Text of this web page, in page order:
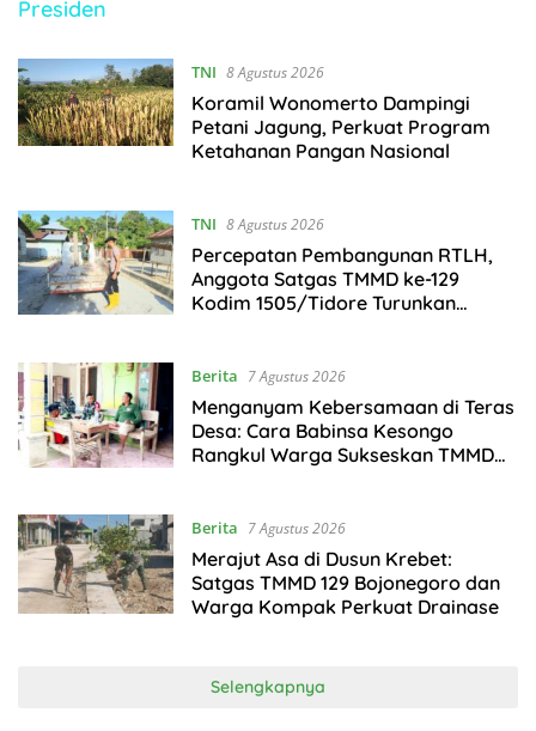
Presiden
TNI 8 Agustus 2026
Koramil Wonomerto Dampingi
Petani Jagung, Perkuat Program
Ketahanan Pangan Nasional
TNI 8 Agustus 2026
Percepatan Pembangunan RTLH,
Anggota Satgas TMMD ke-129
Kodim 1505/Tidore Turunkan
Berita 7 Agustus 2026
Menganyam Kebersamaan di Teras
Desa: Cara Babinsa Kesongo
Rangkul Warga Sukseskan TMMD
Berita 7 Agustus 2026
Merajut Asa di Dusun Krebet:
Satgas TMMD 129 Bojonegoro dan
Warga Kompak Perkuat Drainase
Selengkapnya